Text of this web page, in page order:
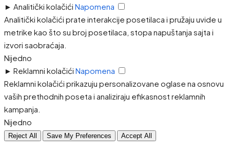
► Analitički kolačići Napomena
Analitički kolačići prate interakcije posetilaca i pružaju uvide u
metrike kao što su broj posetilaca, stopa napuštanja sajta i
izvori saobraćaja.
Nijedno
► Reklamni kolačići Napomena
Reklamni kolačići prikazuju personalizovane oglase na osnovu
vaših prethodnih poseta i analiziraju efikasnost reklamnih
kampanja.
Nijedno
Reject All Save My Preferences Accept All